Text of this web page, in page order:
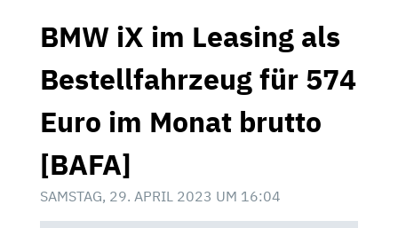
BMW iX im Leasing als
Bestellfahrzeug für 574
Euro im Monat brutto
[BAFA]
SAMSTAG, 29. APRIL 2023 UM 16:04